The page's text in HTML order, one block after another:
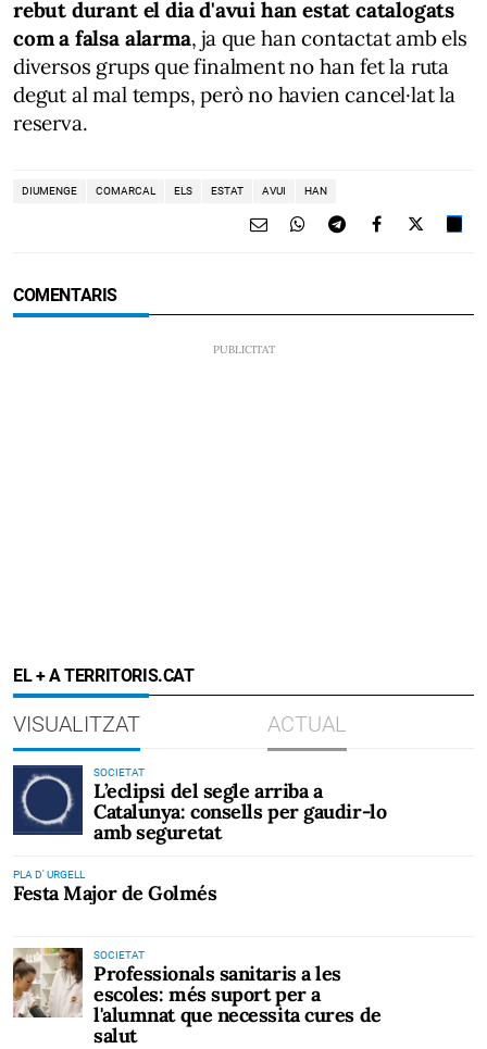
rebut durant el dia d'avui han estat catalogats
com a falsa alarma, ja que han contactat amb els
diversos grups que finalment no han fet la ruta
degut al mal temps, però no havien cancel·lat la
reserva.
DIUMENGE COMARCAL ELS ESTAT AVUI HAN
COMENTARIS
EL + A TERRITORIS.CAT
VISUALITZAT ACTUAL
SOCIETAT
L’eclipsi del segle arriba a
Catalunya: consells per gaudir-lo
amb seguretat
PLA D' URGELL
Festa Major de Golmés
SOCIETAT
Professionals sanitaris a les
escoles: més suport per a
l'alumnat que necessita cures de
salut